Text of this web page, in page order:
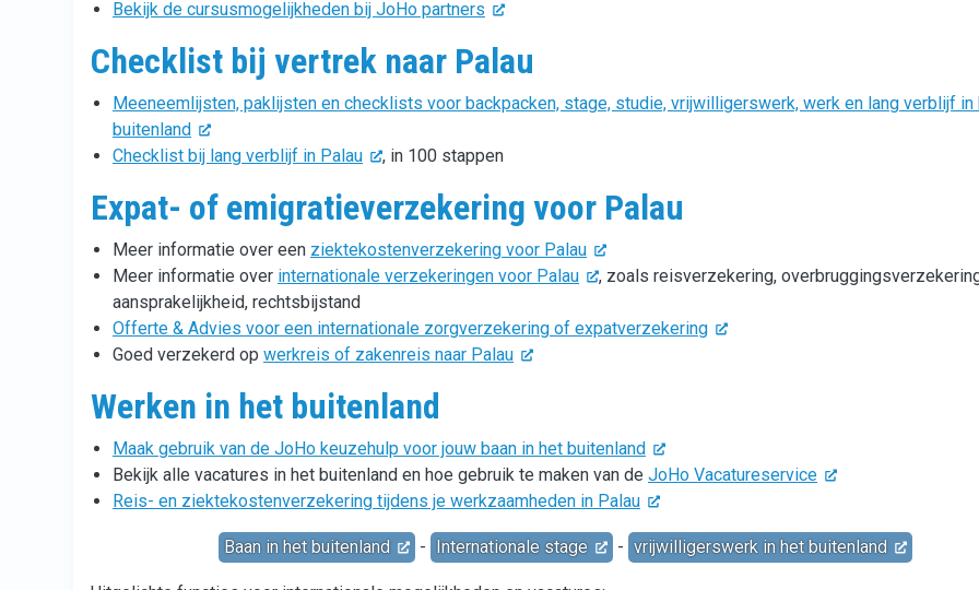
Bekijk de cursusmogelijkheden bij JoHo partners
Checklist bij vertrek naar Palau
Meeneemlijsten, paklijsten en checklists voor backpacken, stage, studie, vrijwilligerswerk, werk en lang verblijf in
buitenland
Checklist bij lang verblijf in Palau
, in 100 stappen
Expat- of emigratieverzekering voor Palau
Meer informatie over een ziektekostenverzekering voor Palau
Meer informatie over internationale verzekeringen voor Palau
, zoals reisverzekering,
aansprakelijkheid, rechtsbijstand
Offerte & Advies voor een internationale zorgverzekering of expatverzekering
Goed verzekerd op werkreis of zakenreis naar Palau
Werken in het buitenland
Maak gebruik van de JoHo keuzehulp voor jouw baan in het buitenland
Bekijk alle vacatures in het buitenland en hoe gebruik te maken van de JoHo Vacatureservice
Reis- en ziektekostenverzekering tijdens je werkzaamheden in Palau
Baan in het buitenland - Internationale stage - vrijwilligerswerk in het buitenland